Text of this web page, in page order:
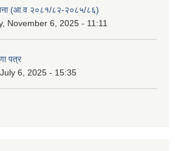
(आ.व २०८१/८२-२०८५/८६)
November 6, 2025 - 11:11
पत्र
6, 2025 - 15:35